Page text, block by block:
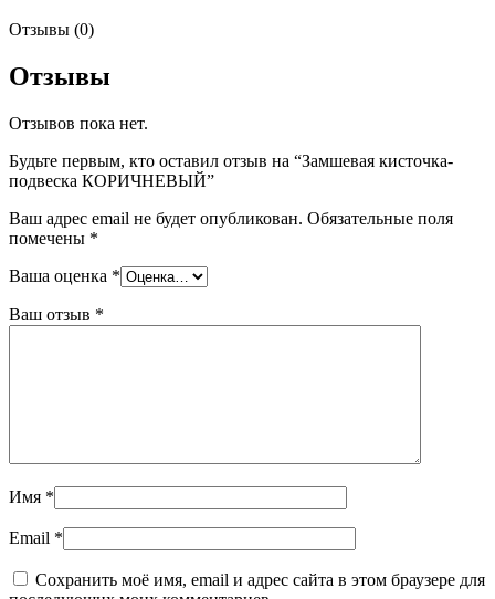
Отзывы (0)
Отзывы
Отзывов пока нет.
Будьте первым, кто оставил отзыв на “Замшевая кисточка-
подвеска КОРИЧНЕВЫЙ”
Ваш адрес email не будет опубликован. Обязательные поля
помечены *
Ваша оценка *
Ваш отзыв *
Имя *
Email *
Сохранить моё имя, email и адрес сайта в этом браузере для